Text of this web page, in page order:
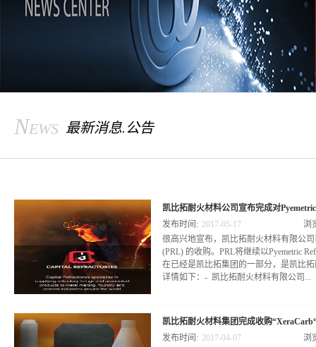
News 最新消息.公告
凯比拓耐火材料公司宣布完成对
很高兴地宣布，凯比拓耐火材料有限公司
(PRL) 的收购。PRL将继续以Pyemetric
在已经是凯比拓集团的一部分，是凯比
详情如下：- 凯比拓耐火材料有限公司...
收购了PRL 100%的股份，并自2017年3
限公司的子公司。- 既有的或是新的购
单。- 付款也没有改变。付款仍同过去
发布时间: 2017-05-17 浏
发布时间: 2017-04-07 浏